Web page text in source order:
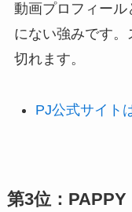
動画プロフィー
にない強みです
切れます。
PJ公式サイト
第3位：